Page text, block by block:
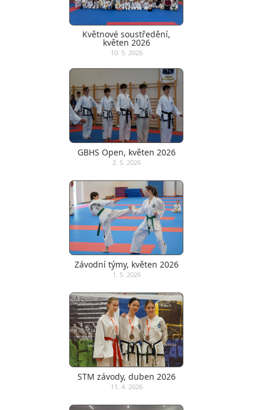
Květnové soustředění,
květen 2026
10. 5. 2026
GBHS Open, květen 2026
2. 5. 2026
Závodní týmy, květen 2026
1. 5. 2026
STM závody, duben 2026
11. 4. 2026